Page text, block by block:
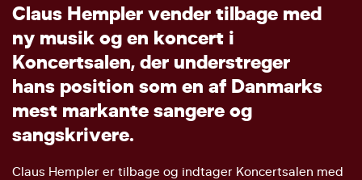
Claus Hempler vender tilbage med
ny musik og en koncert i
Koncertsalen, der understreger
hans position som en af Danmarks
mest markante sangere og
sangskrivere.
Claus Hempler er tilbage og indtager Koncertsalen med